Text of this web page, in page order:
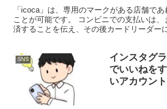
「icoca」は、専用のマークがある店舗で
ことが可能です。 コンビニでの支払いは
済することを伝え、その後カードリーダー
SNS
インスタグ
でいいねを
いアカウン